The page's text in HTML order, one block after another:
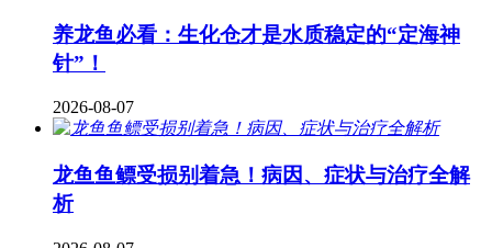
养龙鱼必看：生化仓才是水质稳定的“定海神
针”！
2026-08-07
龙鱼鱼鳔受损别着急！病因、症状与治疗全解
析